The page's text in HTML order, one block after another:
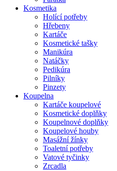
Kosmetika
Holící potřeby
Hřebeny
Kartáče
Kosmetické tašky
Manikúra
Natáčky
Pedikúra
Pilníky
Pinzety
Koupelna
Kartáče koupelové
Kosmetické doplňky
Koupelnové doplňky
Koupelové houby
Masážní žínky
Toaletní potřeby
Vatové tyčinky
Zrcadla